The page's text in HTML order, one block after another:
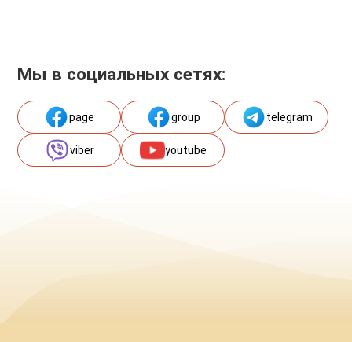
Мы в социальных сетях:
page group telegram
viber youtube